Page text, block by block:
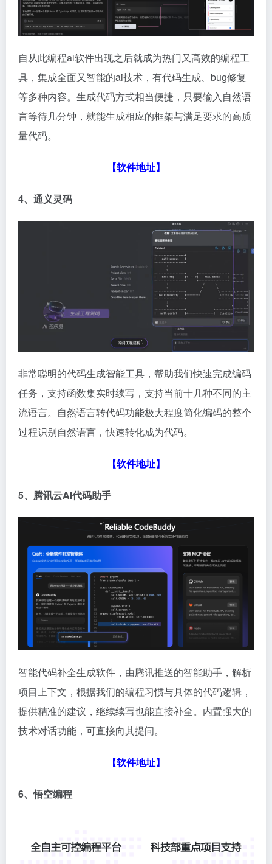
自从此编程ai软件出现之后就成为热门又高效的编程工
具，集成全面又智能的ai技术，有代码生成、bug修复
等多种内容。生成代码方式相当便捷，只要输入自然语
言等待几分钟，就能生成相应的框架与满足要求的高质
量代码。
【软件地址】
4、通义灵码
非常聪明的代码生成智能工具，帮助我们快速完成编码
任务，支持函数集实时续写，支持当前十几种不同的主
流语言。自然语言转代码功能极大程度简化编码的整个
过程识别自然语言，快速转化成为代码。
【软件地址】
5、腾讯云AI代码助手
智能代码补全生成软件，由腾讯推送的智能助手，解析
项目上下文，根据我们的编程习惯与具体的代码逻辑，
提供精准的建议，继续续写也能直接补全。内置强大的
技术对话功能，可直接向其提问。
【软件地址】
6、悟空编程